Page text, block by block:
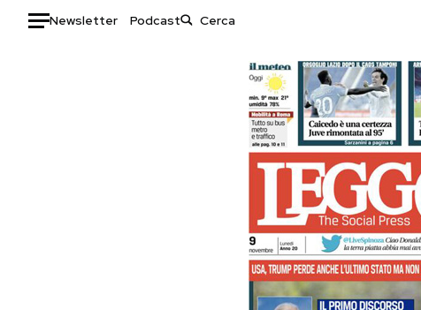
Newsletter Podcast
Auto
Storie/Idee
Ok Boomer!
Media
Europa